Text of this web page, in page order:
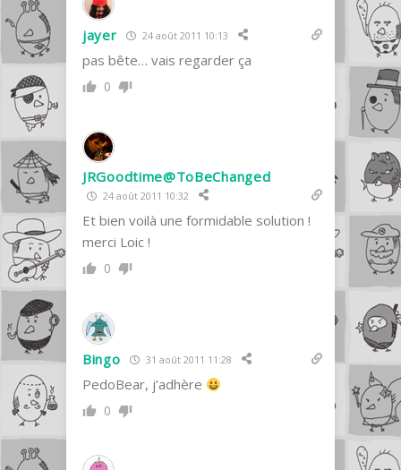
jayer 24 août 2011 10:13
pas bête… vais regarder ça
0
JRGoodtime@ToBeChanged
24 août 2011 10:32
Et bien voilà une formidable solution !
merci Loic !
0
Bingo 31 août 2011 11:28
PedoBear, j’adhère
0